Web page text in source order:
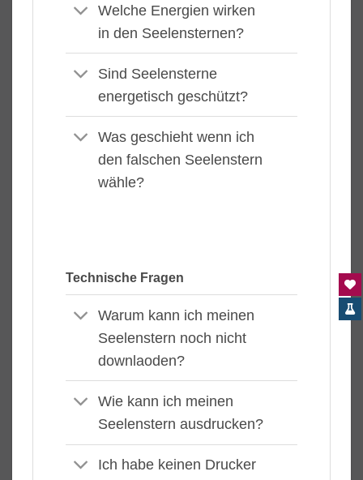
Welche Energien wirken
in den Seelensternen?
Sind Seelensterne
energetisch geschützt?
Was geschieht wenn ich
den falschen Seelenstern
wähle?
Technische Fragen
Warum kann ich meinen
Seelenstern noch nicht
downlaoden?
Wie kann ich meinen
Seelenstern ausdrucken?
Ich habe keinen Drucker